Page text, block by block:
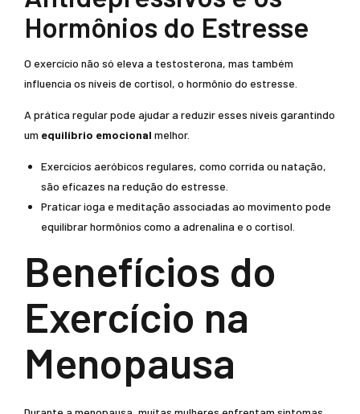
Hormônios do Estresse
O exercício não só eleva a testosterona, mas também
influencia os níveis de cortisol, o hormônio do estresse.
A prática regular pode ajudar a reduzir esses níveis garantindo
um equilíbrio emocional melhor.
Exercícios aeróbicos regulares, como corrida ou natação,
são eficazes na redução do estresse.
Praticar ioga e meditação associadas ao movimento pode
equilibrar hormônios como a adrenalina e o cortisol.
Benefícios do
Exercício na
Menopausa